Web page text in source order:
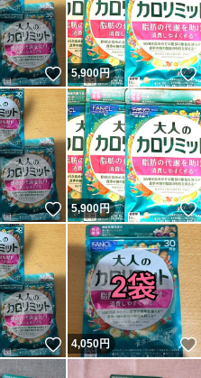
いいね！
5,900円
いいね！
5,900円
いいね！
4,050円